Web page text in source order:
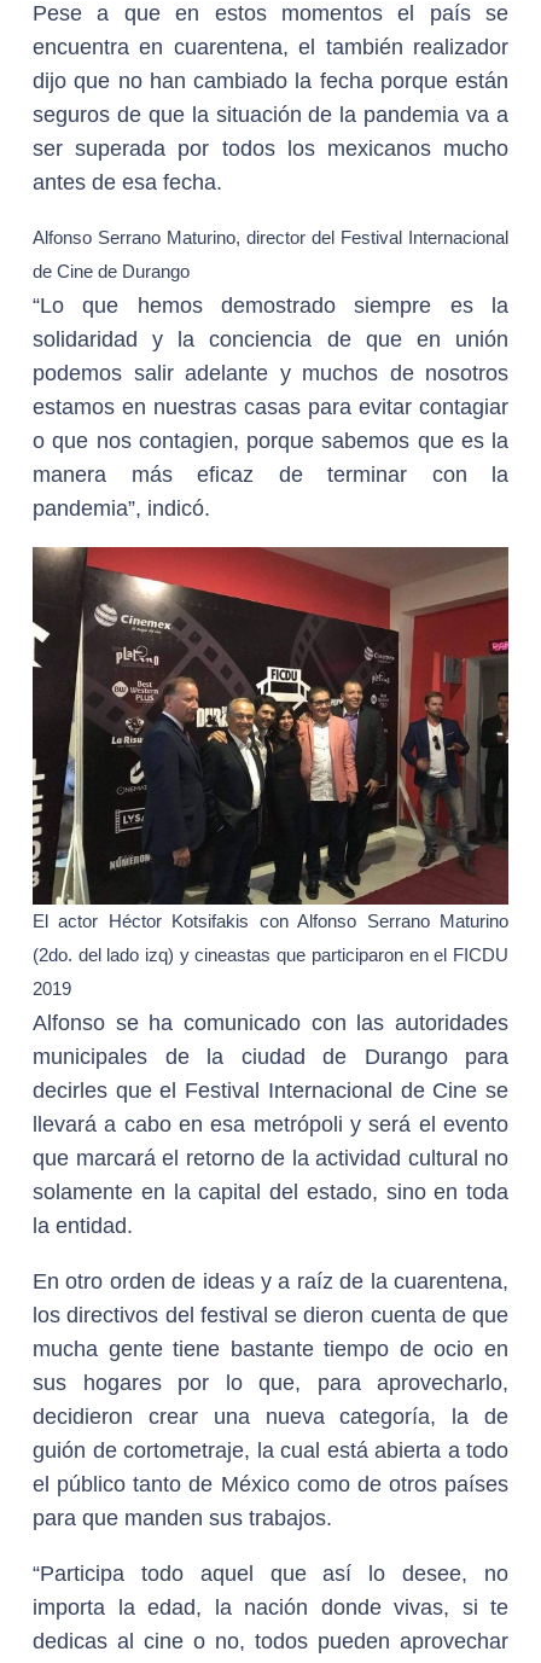
Pese a que en estos momentos el país se
encuentra en cuarentena, el también realizador
dijo que no han cambiado la fecha porque están
seguros de que la situación de la pandemia va a
ser superada por todos los mexicanos mucho
antes de esa fecha.
Alfonso Serrano Maturino, director del Festival Internacional
de Cine de Durango
“Lo que hemos demostrado siempre es la
solidaridad y la conciencia de que en unión
podemos salir adelante y muchos de nosotros
estamos en nuestras casas para evitar contagiar
o que nos contagien, porque sabemos que es la
manera más eficaz de terminar con la
pandemia”, indicó.
El actor Héctor Kotsifakis con Alfonso Serrano Maturino
(2do. del lado izq) y cineastas que participaron en el FICDU
2019
Alfonso se ha comunicado con las autoridades
municipales de la ciudad de Durango para
decirles que el Festival Internacional de Cine se
llevará a cabo en esa metrópoli y será el evento
que marcará el retorno de la actividad cultural no
solamente en la capital del estado, sino en toda
la entidad.
En otro orden de ideas y a raíz de la cuarentena,
los directivos del festival se dieron cuenta de que
mucha gente tiene bastante tiempo de ocio en
sus hogares por lo que, para aprovecharlo,
decidieron crear una nueva categoría, la de
guión de cortometraje, la cual está abierta a todo
el público tanto de México como de otros países
para que manden sus trabajos.
“Participa todo aquel que así lo desee, no
importa la edad, la nación donde vivas, si te
dedicas al cine o no, todos pueden aprovechar